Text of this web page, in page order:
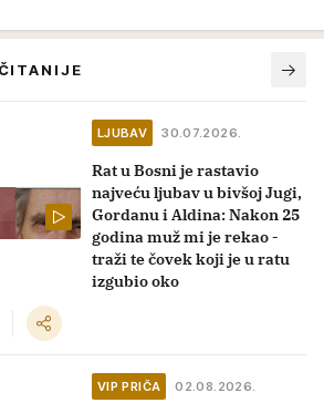
LJUBAV 30.07.2026.
Rat u Bosni je rastavio
najveću ljubav u bivšoj Jugi,
Gordanu i Aldina: Nakon 25
godina muž mi je rekao -
traži te čovek koji je u ratu
izgubio oko
VIP PRIČA 02.08.2026.